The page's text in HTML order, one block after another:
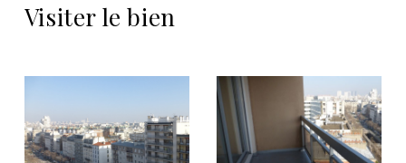
Visiter le bien